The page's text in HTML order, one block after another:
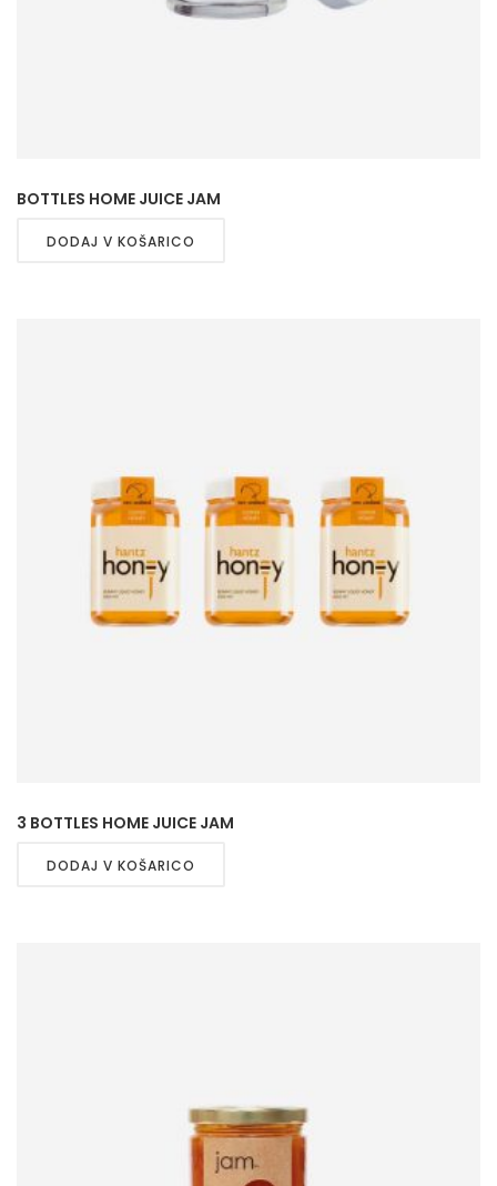
BOTTLES HOME JUICE JAM
DODAJ V KOŠARICO
3 BOTTLES HOME JUICE JAM
DODAJ V KOŠARICO